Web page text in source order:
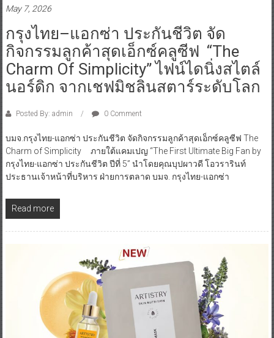
May 7, 2026
กรุงไทย–แอกซ่า ประกันชีวิต จัด
กิจกรรมลูกค้าสุดเอ็กซ์คลูซีฟ “The
Charm Of Simplicity” ไฟน์ไดนิ่งสไตล์
นอร์ดิก จากเชฟมิชลินสตาร์ระดับโลก
Posted By: admin 0 Comment
บมจ.กรุงไทย-แอกซ่า ประกันชีวิต จัดกิจกรรมลูกค้าสุดเอ็กซ์คลูซีฟ The
Charm of Simplicity ภายใต้แคมเปญ “The First Ultimate Big Fan by
กรุงไทย-แอกซ่า ประกันชีวิต ปีที่ 5” นำโดยคุณบุปผาวดี โอวรารินท์
ประธานเจ้าหน้าที่บริหาร ฝ่ายการตลาด บมจ. กรุงไทย-แอกซ่า
Read more